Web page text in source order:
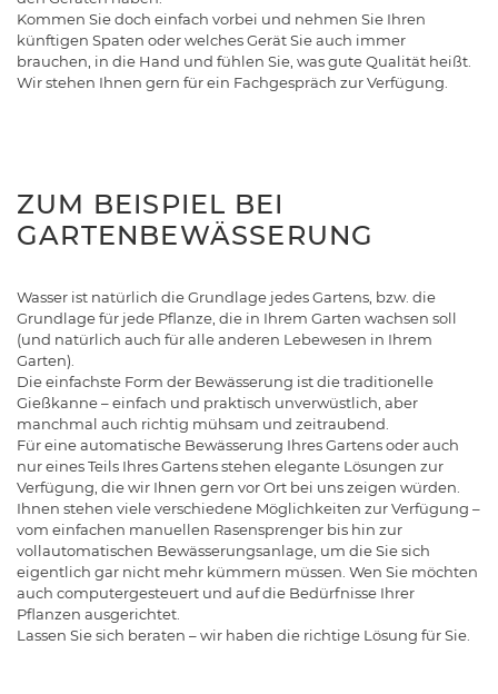
Kommen Sie doch einfach vorbei und nehmen Sie Ihren
künftigen Spaten oder welches Gerät Sie auch immer
brauchen, in die Hand und fühlen Sie, was gute Qualität heißt.
Wir stehen Ihnen gern für ein Fachgespräch zur Verfügung.
ZUM BEISPIEL BEI
GARTENBEWÄSSERUNG
Wasser ist natürlich die Grundlage jedes Gartens, bzw. die
Grundlage für jede Pflanze, die in Ihrem Garten wachsen soll
(und natürlich auch für alle anderen Lebewesen in Ihrem
Garten).
Die einfachste Form der Bewässerung ist die traditionelle
Gießkanne – einfach und praktisch unverwüstlich, aber
manchmal auch richtig mühsam und zeitraubend.
Für eine automatische Bewässerung Ihres Gartens oder auch
nur eines Teils Ihres Gartens stehen elegante Lösungen zur
Verfügung, die wir Ihnen gern vor Ort bei uns zeigen würden.
Ihnen stehen viele verschiedene Möglichkeiten zur Verfügung –
vom einfachen manuellen Rasensprenger bis hin zur
vollautomatischen Bewässerungsanlage, um die Sie sich
eigentlich gar nicht mehr kümmern müssen. Wen Sie möchten
auch computergesteuert und auf die Bedürfnisse Ihrer
Pflanzen ausgerichtet.
Lassen Sie sich beraten – wir haben die richtige Lösung für Sie.